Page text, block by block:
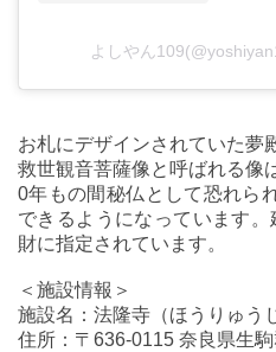
よしやん
お札にデザインされていた夢
救世観音菩薩像と呼ばれる像
0年もの間秘仏として恐れら
できるようになっています
財に指定されています。
＜施設情報＞
施設名：法隆寺（ほうりゅう
住所：〒636-0115 奈良県生